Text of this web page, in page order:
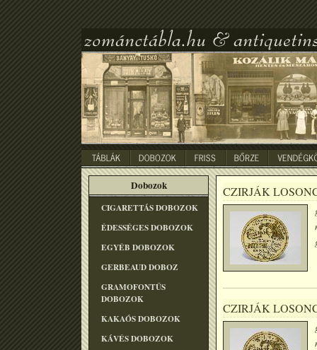
Dobozok
CIGARETTÁS DOBOZOK
ÉDESSÉGES DOBOZOK
EGYÉB DOBOZOK
GERBEAUD DOBOZ
GRAMOFONTÛS
DOBOZOK
KAKAÓS DOBOZOK
KÁVÉS DOBOZOK
CZIRJÁK
CZIRJÁK